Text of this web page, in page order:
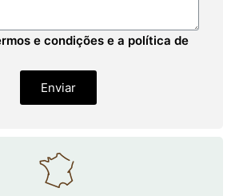
e condições e a política de
Enviar